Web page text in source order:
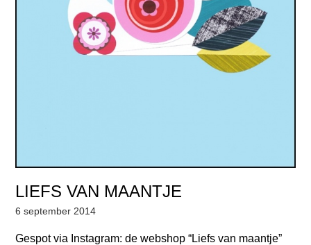
LIEFS VAN MAANTJE
6 september 2014
Gespot via Instagram: de webshop “Liefs van maantje”